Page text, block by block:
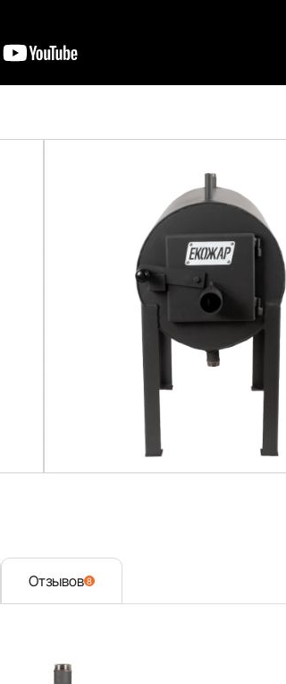
Отзывов 8